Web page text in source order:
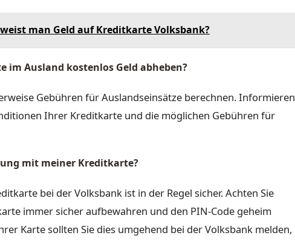
man Geld auf Kreditkarte Volksbank?
im Ausland kostenlos Geld abheben?
Gebühren für Auslandseinsätze berechnen. Informieren
Ihrer Kreditkarte und die möglichen Gebühren für
mit meiner Kreditkarte?
bei der Volksbank ist in der Regel sicher. Achten Sie
immer sicher aufbewahren und den PIN-Code geheim
Karte sollten Sie dies umgehend bei der Volksbank melden,